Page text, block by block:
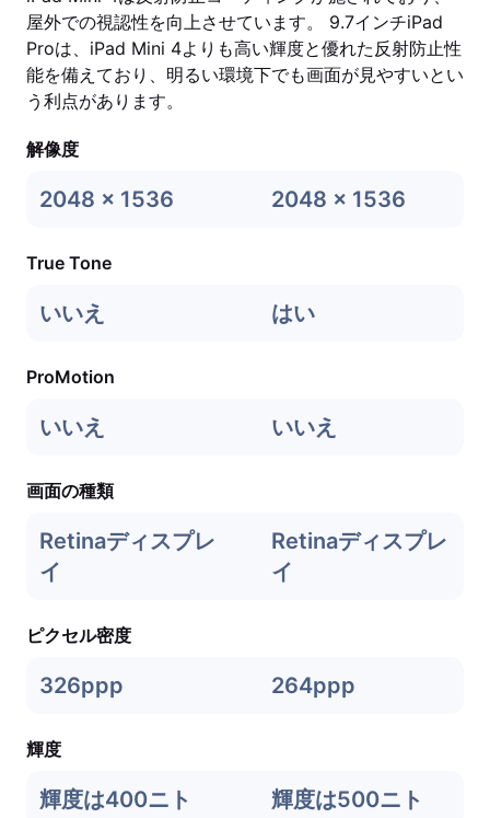
屋外での視認性を向上させています。 9.7インチiPad
Proは、iPad Mini 4よりも高い輝度と優れた反射防止性
能を備えており、明るい環境下でも画面が見やすいとい
う利点があります。
解像度
2048 x 1536 2048 x 1536
True Tone
いいえ はい
ProMotion
いいえ いいえ
画面の種類
Retinaディスプレ
イ
Retinaディスプレ
イ
ピクセル密度
326ppp 264ppp
輝度
輝度は400ニト 輝度は500ニト